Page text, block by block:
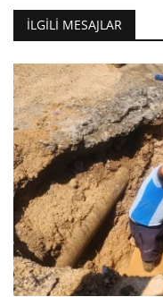
İLGILI MESAJLAR